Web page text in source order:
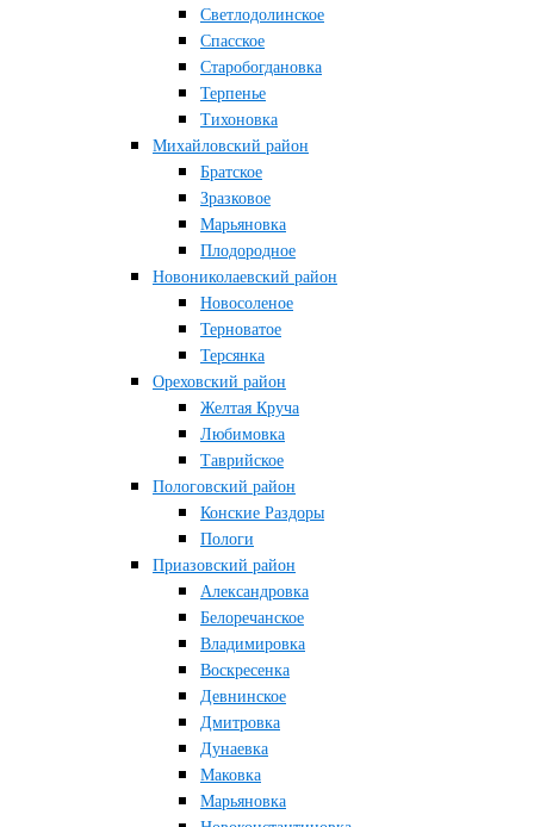
Светлодолинское
Спасское
Старобогдановка
Терпенье
Тихоновка
Михайловский район
Братское
Зразковое
Марьяновка
Плодородное
Новониколаевский район
Новосоленое
Терноватое
Терсянка
Ореховский район
Желтая Круча
Любимовка
Таврийское
Пологовский район
Конские Раздоры
Пологи
Приазовский район
Александровка
Белоречанское
Владимировка
Воскресенка
Девнинское
Дмитровка
Дунаевка
Маковка
Марьяновка